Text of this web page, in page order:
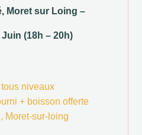
Moret sur Loing –
(18h – 20h)
niveaux
+ boisson offerte
Moret-sur-loing